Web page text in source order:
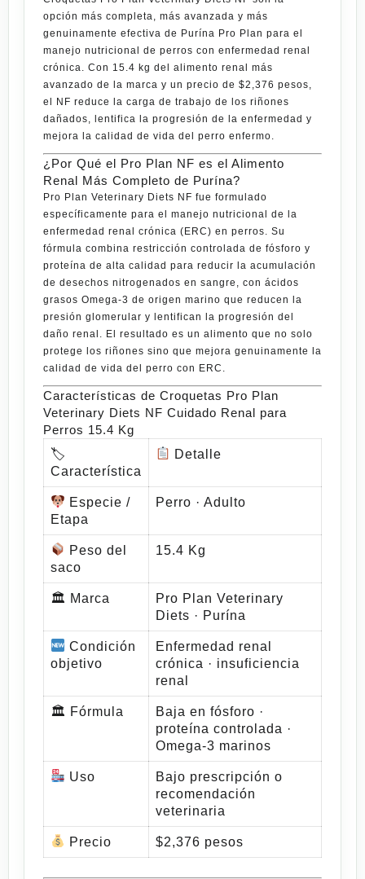
opción más completa, más avanzada y más
genuinamente efectiva de Purína Pro Plan para el
manejo nutricional de perros con enfermedad renal
crónica. Con 15.4 kg del alimento renal más
avanzado de la marca y un precio de $2,376 pesos
el NF reduce la carga de trabajo de los riñones
dañados, lentifica la progresión de la enfermedad y
mejora la calidad de vida del perro enfermo.
¿Por Qué el Pro Plan NF es el Alimento
Renal Más Completo de Purína?
Pro Plan Veterinary Diets NF fue formulado
específicamente para el manejo nutricional de la
enfermedad renal crónica (ERC) en perros. Su
fórmula combina restricción controlada de fósforo y
proteína de alta calidad para reducir la acumulación
de desechos nitrogenados en sangre, con ácidos
grasos Omega-3 de origen marino que reducen la
presión glomerular y lentifican la progresión del
daño renal. El resultado es un alimento que no solo
protege los riñones sino que mejora genuinamente la
calidad de vida del perro con ERC.
Características de Croquetas Pro Plan
Veterinary Diets NF Cuidado Renal para
Perros 15.4 Kg
🏷
Característica
Detalle
Especie /
Etapa
Perro · Adulto
Peso del
saco
15.4 Kg
🏛 Marca
Pro Plan Veterinary
Diets · Purína
Condición
objetivo
Enfermedad renal
crónica · insuficiencia
renal
🏛 Fórmula
Baja en fósforo ·
proteína controlada ·
Omega-3 marinos
Uso
Bajo prescripción o
recomendación
veterinaria
Precio $2,376 pesos